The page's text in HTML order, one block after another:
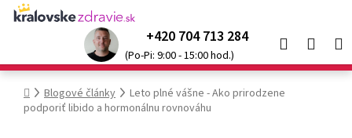
Prejsť
Kráľovské produkty sozľavou až 52 % 🌞
+420 704 713 284
(Po-Pi: 9:00 - 15:00 hod.)
Hľadať
Domov
Blogové články
Leto plné vášne - Ako prirodzene
podporiť libido a hormonálnu rovnováhu